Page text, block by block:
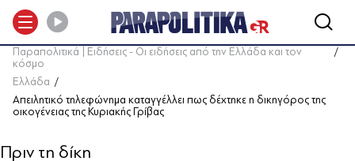
Παραπολιτικά | Ειδήσεις - Οι ειδήσεις από την Ελλάδα και τον
κόσμο
Ελλάδα
Απειλητικό τηλεφώνημα καταγγέλλει πως δέχτηκε η δικηγόρος της
οικογένειας της Κυριακής Γρίβας
Πριν τη δίκη